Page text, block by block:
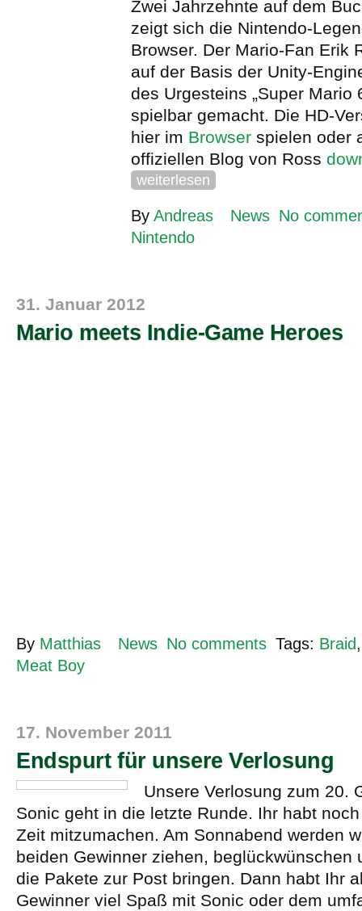
Zwei Jahrzehnte auf dem
zeigt sich die Nintendo-
Browser. Der Mario-Fan Erik
auf der Basis der Unity-
des Urgesteins „Super Mario
spielbar gemacht. Die HD-
hier im Browser spielen oder
offiziellen Blog von Ross
weiterlesen
By Andreas News No
Nintendo
31. Januar 2012
Mario meets Indie-Game Heroes
By Matthias News No comments Tags: Braid
Meat Boy
17. November 2011
Endspurt für unsere Verlosung
Unsere Verlosung zum 20.
Sonic geht in die letzte Runde. Ihr habt
Zeit mitzumachen. Am Sonnabend werden
beiden Gewinner ziehen, beglückwünschen
die Pakete zur Post bringen. Dann habt Ihr
Gewinner viel Spaß mit Sonic oder dem